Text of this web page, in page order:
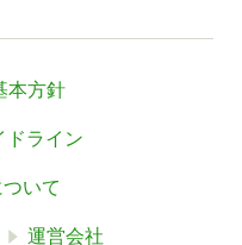
本方針
ドライン
いて
運営会社